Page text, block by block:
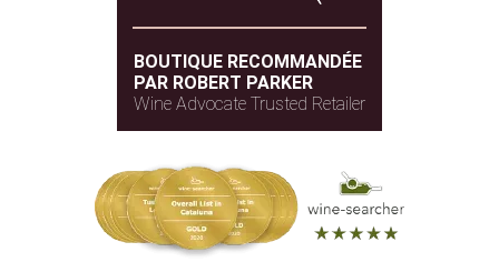
BOUTIQUE RECOMMANDÉE
PAR ROBERT PARKER
Wine Advocate Trusted Retailer